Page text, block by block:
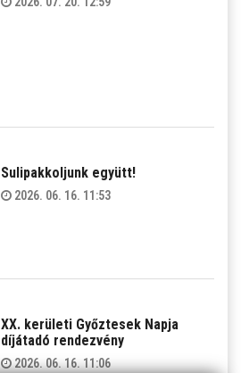
Sulipakkoljunk együtt!
2026. 06. 16. 11:53
XX. kerületi Győztesek Napja
díjátadó rendezvény
2026. 06. 16. 11:06